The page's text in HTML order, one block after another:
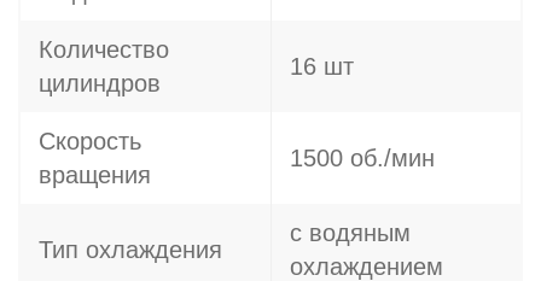
Количество
цилиндров
16 шт
Скорость
вращения
1500 об./мин
Тип охлаждения
с водяным
охлаждением